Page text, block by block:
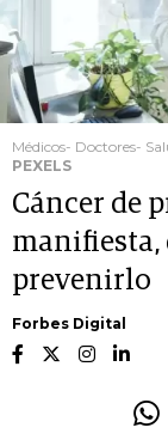
Médicos- Doctores-
PEXELS
Cáncer de
manifiesta,
prevenirlo
Forbes Digital